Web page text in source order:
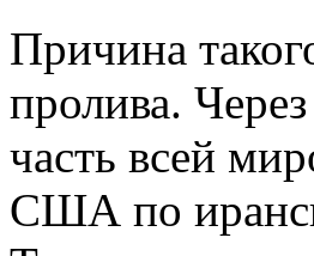
Причина
пролива.
часть всей
США по